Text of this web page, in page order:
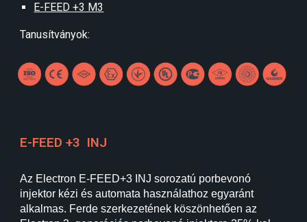
E-FEED +3 M3
Tanusítványok:
E-FEED +3 INJ
Az Electron E-FEED+3 INJ sorozatú porbevonó
injektor kézi és automata használathoz egyaránt
alkalmas. Ferde szerkezetének köszönhetően az